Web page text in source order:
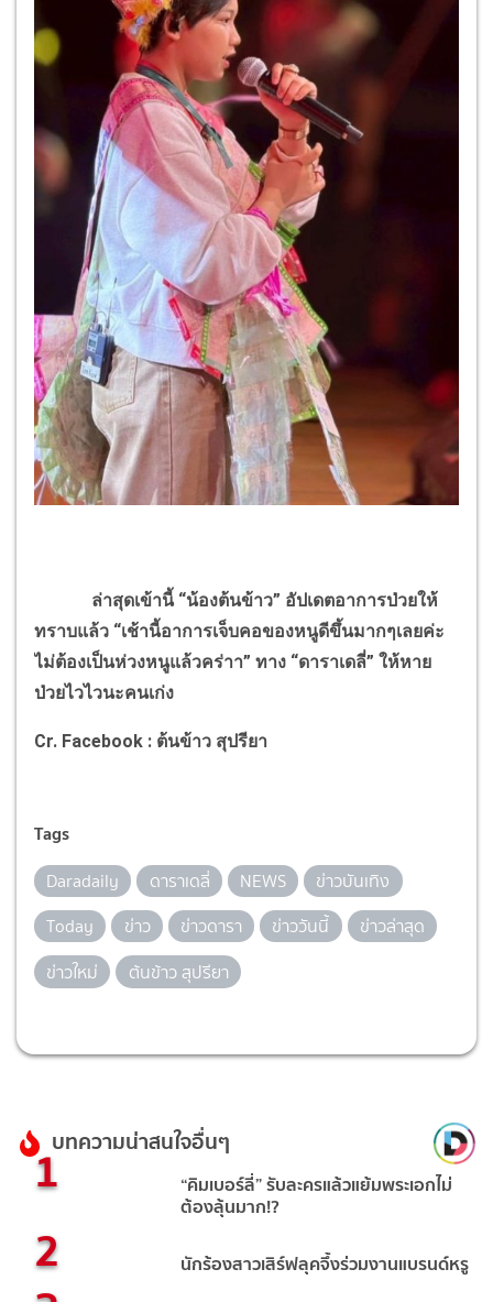
ล่าสุดเข้านี้ “น้องต้นข้าว” อัปเดตอาการป่วยให้
ทราบแล้ว “เช้านี้อาการเจ็บคอของหนูดีขึ้นมากๆเลยค่ะ
ไม่ต้องเป็นห่วงหนูแล้วคร่าา” ทาง “ดาราเดลี่” ให้หาย
ป่วยไวไวนะคนเก่ง
Cr. Facebook : ต้นข้าว สุปรียา
Tags
Daradaily ดาราเดลี่ NEWS
ข่าวบันเทิง
Today
ข่าว ข่าวดารา ข่าววันนี้
ข่าวล่าสุด
ข่าวใหม่
ต้นข้าว สุปรียา
บทความน่าสนใจอื่นๆ
1 “คิมเบอร์ลี่” รับละครแล้วแย้มพระเอกไม่
ต้องลุ้นมาก!?
2 นักร้องสาวเสิร์ฟลุคจึ้งร่วมงานแบรนด์หรู